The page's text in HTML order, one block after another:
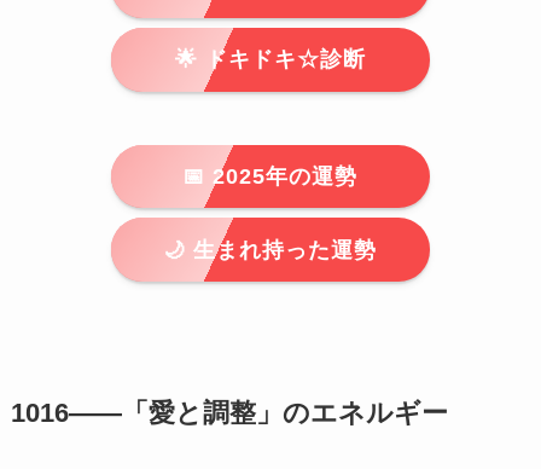
🌟 ドキドキ☆診断
📅 2025年の運勢
🌙 生まれ持った運勢
1016――「愛と調整」のエネルギー